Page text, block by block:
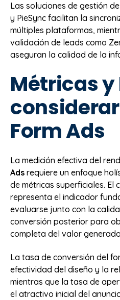
Las soluciones de gestión
y PieSync facilitan la
múltiples plataformas,
validación de leads como
aseguran la calidad de la
Métricas y
Form Ads
La medición efectiva del
Ads requiere un enfoque
de métricas superficiales. El
representa el indicador
evaluarse junto con la
conversión posterior para
completa del valor
La tasa de conversión del
efectividad del diseño y la
mientras que la tasa de
el atractivo inicial del